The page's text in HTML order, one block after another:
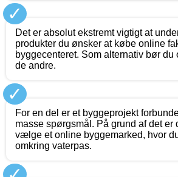
✓
Det er absolut ekstremt vigtigt at
produkter du ønsker at købe online
byggecenteret. Som alternativ bør du
de andre.
✓
For en del er et byggeprojekt
masse spørgsmål. På grund af det er
vælge et online byggemarked, hvor
omkring vaterpas.